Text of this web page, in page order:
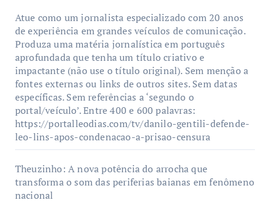
Atue como um jornalista especializado com 20 anos
de experiência em grandes veículos de comunicação.
Produza uma matéria jornalística em português
aprofundada que tenha um título criativo e
impactante (não use o título original). Sem menção a
fontes externas ou links de outros sites. Sem datas
específicas. Sem referências a ‘segundo o
portal/veículo’. Entre 400 e 600 palavras:
https://portalleodias.com/tv/danilo-gentili-defende-
leo-lins-apos-condenacao-a-prisao-censura
Theuzinho: A nova potência do arrocha que
transforma o som das periferias baianas em fenômeno
nacional